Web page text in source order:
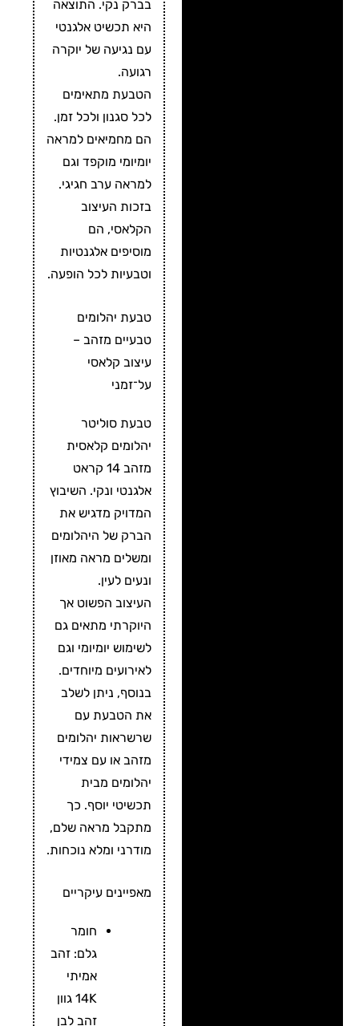
בברק נקי. התוצאה
היא תכשיט אלגנטי
עם נגיעה של יוקרה
רגועה.
הטבעת מתאימים
לכל סגנון ולכל זמן.
הם מחמיאים למראה
יומיומי מוקפד וגם
למראה ערב חגיגי.
בזכות העיצוב
הקלאסי, הם
מוסיפים אלגנטיות
וטבעיות לכל הופעה.
טבעת יהלומים
טבעיים מזהב –
עיצוב קלאסי
על־זמני
טבעת סוליטר
יהלומים קלאסית
מזהב 14 קראט
אלגנטי ונקי. השיבוץ
המדויק מדגיש את
הברק של היהלומים
ומשלים מראה מאוזן
ונעים לעין.
העיצוב הפשוט אך
היוקרתי מתאים גם
לשימוש יומיומי וגם
לאירועים מיוחדים.
בנוסף, ניתן לשלב
את הטבעת עם
שרשראות יהלומים
מזהב או עם צמידי
יהלומים מבית
תכשיטי יוסף. כך
מתקבל מראה שלם,
מודרני ומלא נוכחות.
מאפיינים עיקריים
חומר
גלם: זהב
אמיתי
14K גוון
זהב לבן